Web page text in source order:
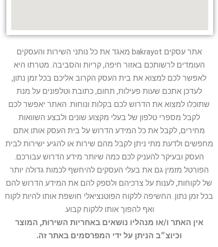
אתר עסקים bakrayot מאגד את כל נותני השירות והעסקים
העומדים לרשותכם באזור חיפה, קריות והסביבה. מטרתו היא
לאפשר לכם למצוא את בית העסק הקרוב אליכם בכל זמן נתון,
לעדכן אתכם שעות פעילות, תחום, כתובת וטלפונים על מנת
שתוכלו למצוא את הדרוש לכם בקלות ונוחות. האתר יאפשר לכם
לקבל מספרי טלפון של בעלי מקצוע שונים ולבצע השוואות
מחירים, לקבל את כל המידע הדרוש על בית העסק אותו אתם
מחפשים ולדעת מתי ניתן לקבל מהם שירות או להגיע ישירות לבית
העסק ובעיקר להעניק לכם כמה שיותר מידע הדרוש עבורכם.
הפורטל מזמין גם את בעלי העסקים להיחשף לכמות גדולה יותר
של לקוחות, לענות על צרכיהם ולספק להם את המידע הדרוש להם
בכל זמן נתון. החשיפה ללקוח הפוטנציאלי חושפת אותו להיות לקוח
ואף להפוך אותו ללקוח קבוע.
אין האתר ו/או מנהליו נושאים באחריות השירות, המוצר
וכיוצ״ב הניתן על ידי המפרסמים באתר זה.